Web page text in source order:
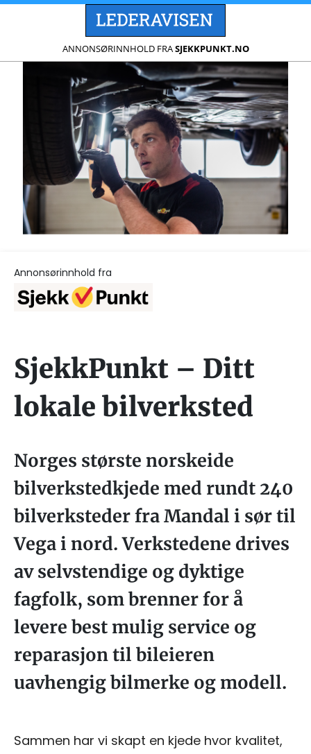
ANNONSØRINNHOLD FRASJEKKPUNKT.NO
Annonsørinnhold fra
SjekkPunkt – Ditt
lokale bilverksted
Norges største norskeide
bilverkstedkjede med rundt 240
bilverksteder fra Mandal i sør til
Vega i nord. Verkstedene drives
av selvstendige og dyktige
fagfolk, som brenner for å
levere best mulig service og
reparasjon til bileieren
uavhengig bilmerke og modell.
Sammen har vi skapt en kjede hvor kvalitet,